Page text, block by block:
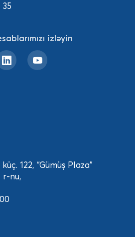
izləyin
122, “Gümüş Plaza”
r-nu,